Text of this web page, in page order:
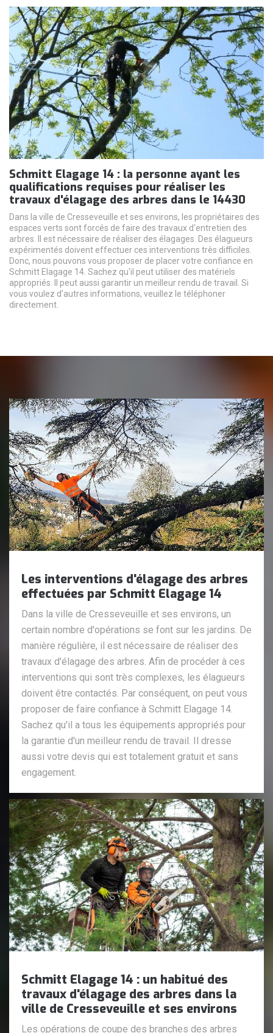
Schmitt Elagage 14 : la personne ayant les
qualifications requises pour réaliser les
travaux d'élagage des arbres dans le 14430
Dans la ville de Cresseveuille et ses environs, les propriétaires des
espaces verts sont forcés de faire des travaux d'entretien des
arbres. Il est nécessaire de réaliser des élagages. Des élagueurs
expérimentés doivent effectuer ces interventions très difficiles.
Donc, nous pouvons vous proposer de placer votre confiance en
Schmitt Elagage 14. Sachez qu'il peut utiliser des matériels
appropriés. Il peut aussi garantir un meilleur rendu de travail. Si
vous voulez d'autres informations, veuillez le téléphoner
directement.
Les interventions d'élagage des arbres
effectuées par Schmitt Elagage 14
Dans la ville de Cresseveuille et ses environs, un
certain nombre d'opérations se font sur les jardins. De
manière régulière, il est nécessaire de réaliser des
travaux d'élagage des arbres. Afin de procéder à ces
interventions qui sont très complexes, les élagueurs
doivent être contactés. Par conséquent, on peut vous
proposer de faire confiance à Schmitt Elagage 14.
Sachez qu'il a tous les équipements appropriés pour
la garantie d'un meilleur rendu de travail. Il dresse
aussi votre devis qui est totalement gratuit et sans
engagement.
Schmitt Elagage 14 : un habitué des
travaux d'élagage des arbres dans la
ville de Cresseveuille et ses environs
Les opérations de coupe des branches des arbres